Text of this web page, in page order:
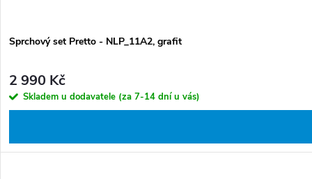
Sprchový set Pretto - NLP_11A2, grafit
2 990 Kč
Skladem u dodavatele (za 7-14 dní u vás)